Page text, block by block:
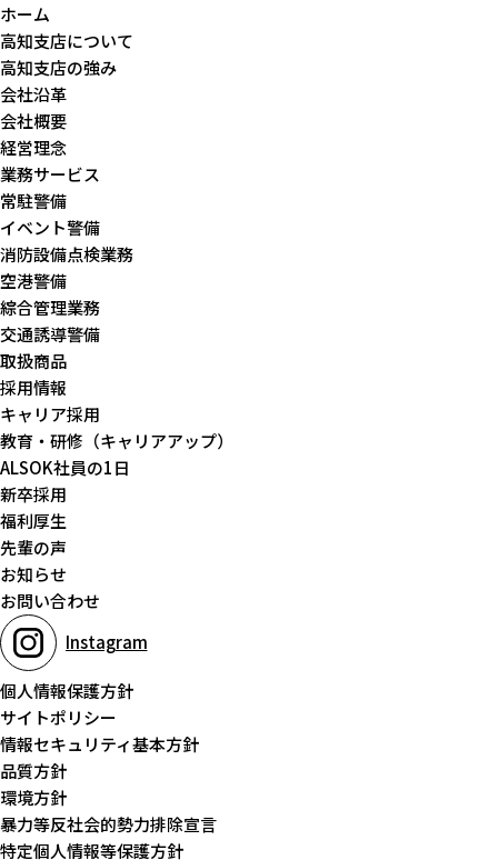
ホーム
高知支店について
高知支店の強み
会社沿革
会社概要
経営理念
業務サービス
常駐警備
イベント警備
消防設備点検業務
空港警備
綜合管理業務
交通誘導警備
取扱商品
採用情報
キャリア採用
教育・研修（キャリアアップ）
ALSOK社員の1日
新卒採用
福利厚生
先輩の声
お知らせ
お問い合わせ
Instagram
個人情報保護方針
サイトポリシー
情報セキュリティ基本方針
品質方針
環境方針
暴力等反社会的勢力排除宣言
特定個人情報等保護方針